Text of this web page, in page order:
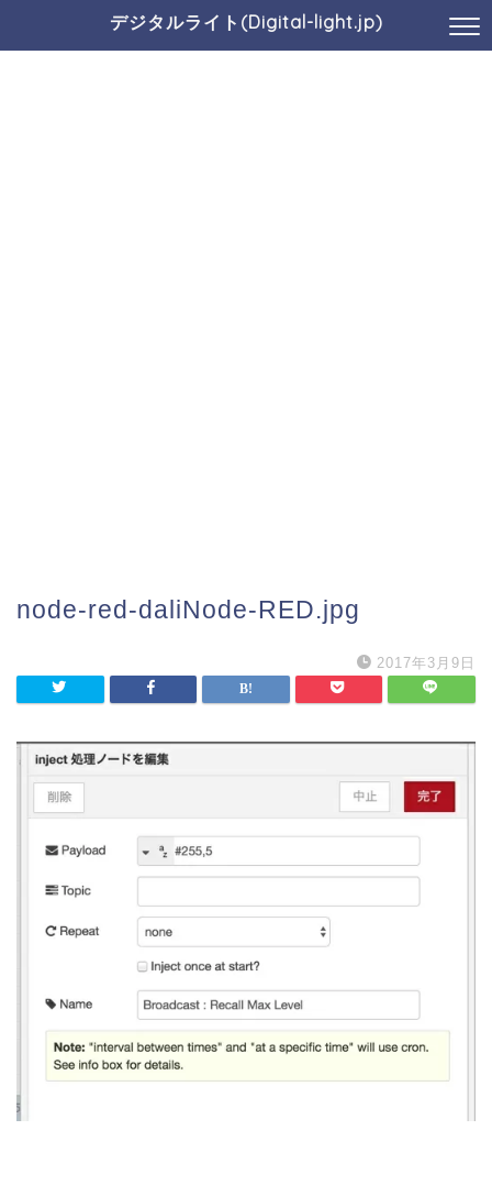
デジタルライト(Digital-light.jp)
node-red-daliNode-RED.jpg
2017年3月9日